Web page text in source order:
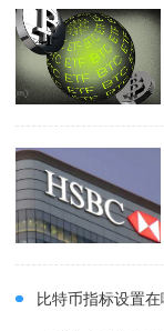
比特币指标设置在